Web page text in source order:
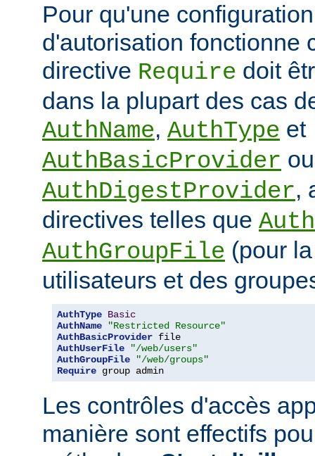
Pour qu'une
d'autorisation fonctionne
directive Require doit
dans la plupart des cas
AuthName, AuthType et
AuthBasicProvider ou
AuthDigestProvider,
directives telles que
AuthGroupFile (pour
utilisateurs et des
AuthType Basic
AuthName
"Restricted Resource"
AuthBasicProvider
AuthUserFile
"/web/users"
AuthGroupFile
"/web/groups"
Require group admin
Les contrôles d'accès
manière sont effectifs